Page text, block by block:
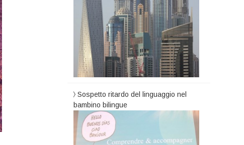
Sospetto ritardo del linguaggio nel
bambino bilingue